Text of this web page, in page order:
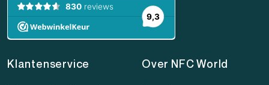
Klantenservice Over NFC World